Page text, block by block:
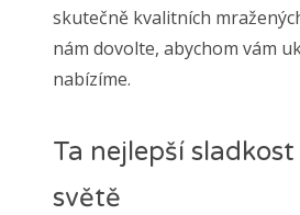
skutečně kvalitních
nám dovolte, abychom vám
nabízíme.
Ta nejlepší
světě